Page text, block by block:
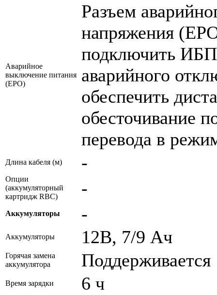
Аварийное
выключение питания
(EPO)
Разъем
напряжения
подключить ИБП
аварийного
обеспечить
обесточивание
перевода в
Длина кабеля (м) -
Опции
(аккумуляторный
картридж RBC)
-
Аккумуляторы -
Аккумуляторы 12В, 7/9 Ач
Горячая замена
аккумулятора
Поддерживается
Время зарядки 6 ч